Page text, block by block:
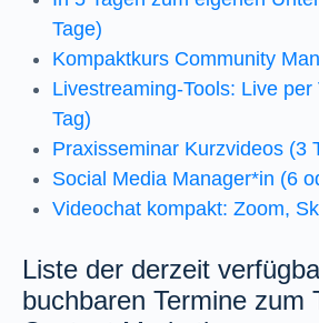
Tage)
Kompaktkurs Community
Livestreaming-Tools: Live
Tag)
Praxisseminar Kurzvideos (3
Social Media Manager*in (6
Videochat kompakt: Zoom,
Liste der derzeit
buchbaren Termine zum